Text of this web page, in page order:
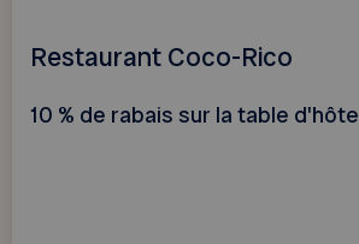
Restaurant Coco-Rico
10 % de rabais sur la table d'hôte